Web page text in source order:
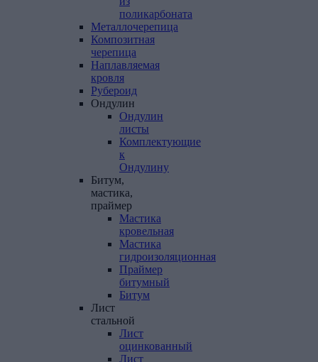
поликарбоната
Металлочерепица
Композитная
черепица
Наплавляемая
кровля
Рубероид
Ондулин
Ондулин
листы
Комплектующие
к
Ондулину
Битум,
мастика,
праймер
Мастика
кровельная
Мастика
гидроизоляционная
Праймер
битумный
Битум
Лист
стальной
Лист
оцинкованный
Лист